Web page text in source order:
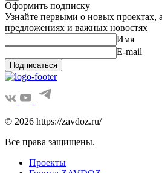
Оформить подписку
Узнайте первыми о новых проектах,
предложениях и важных новостях
Имя
E-mail
Подписаться
© 2026 https://zavdoz.ru/
Все права защищены.
Проекты